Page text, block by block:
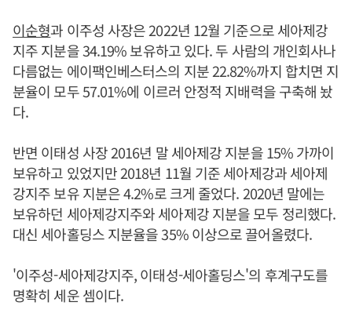
이순형과 이주성 사장은 2022년 12월 기준으로 세아제강
지주 지분을 34.19% 보유하고 있다. 두 사람의 개인회사나
다름없는 에이팩인베스터스의 지분 22.82%까지 합치면 지
분율이 모두 57.01%에 이르러 안정적 지배력을 구축해 놨
다.
반면 이태성 사장 2016년 말 세아제강 지분을 15% 가까이
보유하고 있었지만 2018년 11월 기준 세아제강과 세아제
강지주 보유 지분은 4.2%로 크게 줄었다. 2020년 말에는
보유하던 세아제강지주와 세아제강 지분을 모두 정리했다.
대신 세아홀딩스 지분율을 35% 이상으로 끌어올렸다.
'이주성-세아제강지주, 이태성-세아홀딩스'의 후계구도를
명확히 세운 셈이다.